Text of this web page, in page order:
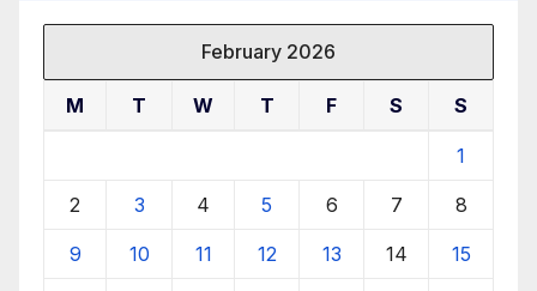
February 2026
M T W T F S S
1
2 3 4 5 6 7 8
9 10 11 12 13 14 15